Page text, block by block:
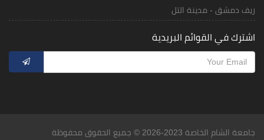
ريف دمشق - مدينة التل
اشترك في القوائم البريدية
جامعة الشام الخاصة 2023-2026 © جميع الحقوق محفوظة